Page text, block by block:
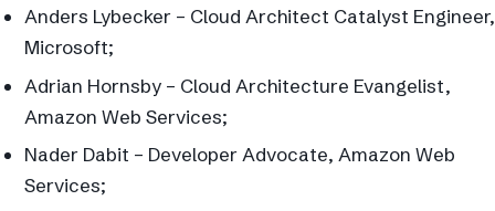
Anders Lybecker – Cloud Architect Catalyst Engineer,
Microsoft;
Adrian Hornsby – Cloud Architecture Evangelist,
Amazon Web Services;
Nader Dabit – Developer Advocate, Amazon Web
Services;